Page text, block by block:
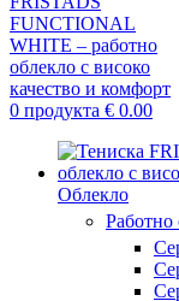
0 продукта € 0.00
Облекло
Работно